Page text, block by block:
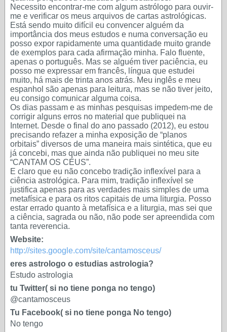
Necessito encontrar-me com algum astrólogo para ouvir-
me e verificar os meus arquivos de cartas astrológicas.
Está sendo muito difícil eu convencer alguém da
importância dos meus estudos e numa conversação eu
posso expor rapidamente uma quantidade muito grande
de exemplos para cada afirmação minha. Falo fluente,
apenas o português. Mas se alguém tiver paciência, eu
posso me expressar em francês, língua que estudei
muito, há mais de trinta anos atrás. Meu inglês e meu
espanhol são apenas para leitura, mas se não tiver jeito,
eu consigo comunicar alguma coisa.
Os dias passam e as minhas pesquisas impedem-me de
corrigir alguns erros no material que publiquei na
Internet. Desde o final do ano passado (2012), eu estou
precisando refazer a minha exposição de “planos
orbitais” diversos de uma maneira mais sintética, que eu
já concebi, mas que ainda não publiquei no meu site
“CANTAM OS CÉUS”.
E claro que eu não concebo tradição inflexível para a
ciência astrológica. Para mim, tradição inflexível se
justifica apenas para as verdades mais simples de uma
metafísica e para os ritos capitais de uma liturgia. Posso
estar errado quanto à metafísica e a liturgia, mas sei que
a ciência, sagrada ou não, não pode ser apreendida com
tanta reverencia.
Website:
http://sites.google.com/site/cantamosceus/
eres astrologo o estudias astrologia?
Estudo astrologia
tu Twitter( si no tiene ponga no tengo)
@cantamosceus
Tu Facebook( si no tiene ponga No tengo)
No tengo